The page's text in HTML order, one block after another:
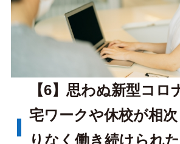
【6】思わぬ新型コロ
宅ワークや休校が相
りなく働き続けられ